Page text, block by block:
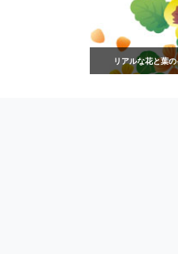
リアルな花と葉